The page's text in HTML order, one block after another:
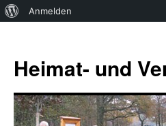
Über
Anmelden
springen
Heimat- und